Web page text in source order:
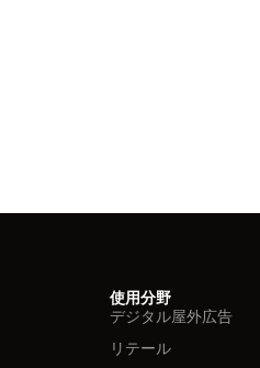
使用分野
デジタル屋外広告
リテール